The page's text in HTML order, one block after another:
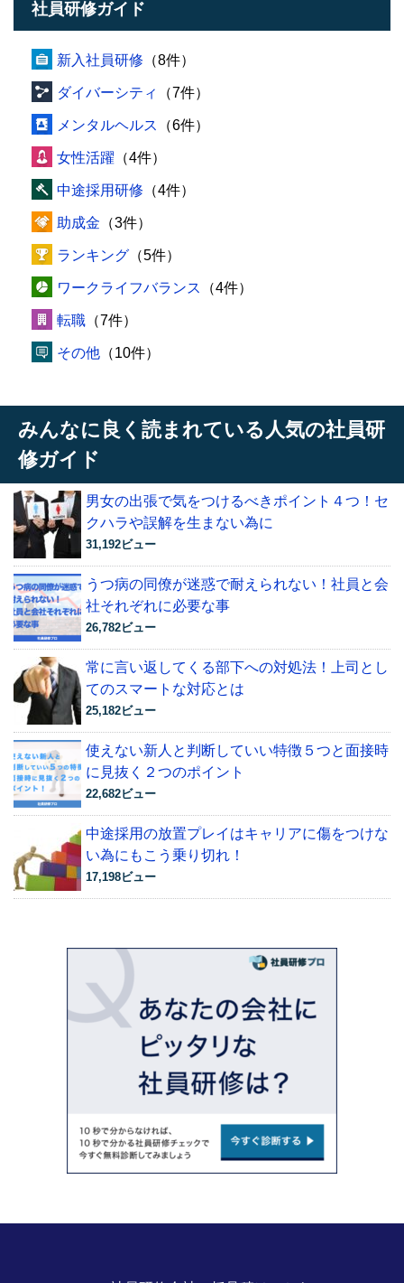
社員研修ガイド
新入社員研修 （8件）
ダイバーシティ （7件）
メンタルヘルス （6件）
女性活躍 （4件）
中途採用研修 （4件）
助成金 （3件）
ランキング （5件）
ワークライフバランス （4件）
転職 （7件）
その他 （10件）
みんなに良く読まれている人気の社員研
修ガイド
男女の出張で気をつけるべきポイント４つ！セ
クハラや誤解を生まない為に
31,192ビュー
うつ病の同僚が迷惑で耐えられない！社員と会
社それぞれに必要な事
26,782ビュー
常に言い返してくる部下への対処法！上司とし
てのスマートな対応とは
25,182ビュー
使えない新人と判断していい特徴５つと面接時
に見抜く２つのポイント
22,682ビュー
中途採用の放置プレイはキャリアに傷をつけな
い為にもこう乗り切れ！
17,198ビュー